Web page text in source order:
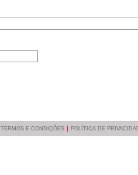
TERMOS E CONDIÇÕES POLÍTICA DE